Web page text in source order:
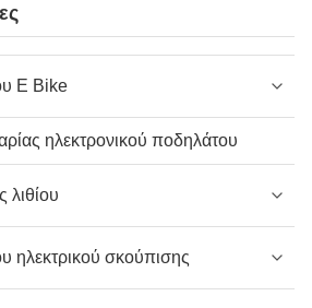
E Bike
ηλεκτρονικού ποδηλάτου
λιθίου
ηλεκτρικού σκούπισης